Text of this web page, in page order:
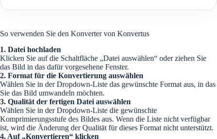
So verwenden Sie den Konverter von Konvertus
1. Datei hochladen
Klicken Sie auf die Schaltfläche „Datei auswählen“ oder ziehen Sie
das Bild in das dafür vorgesehene Fenster.
2. Format für die Konvertierung auswählen
Wählen Sie in der Dropdown-Liste das gewünschte Format aus, in das
Sie das Bild umwandeln möchten.
3. Qualität der fertigen Datei auswählen
Wählen Sie in der Dropdown-Liste die gewünschte
Komprimierungsstufe des Bildes aus. Wenn die Liste nicht verfügbar
ist, wird die Änderung der Qualität für dieses Format nicht unterstützt.
4. Auf „Konvertieren“ klicken